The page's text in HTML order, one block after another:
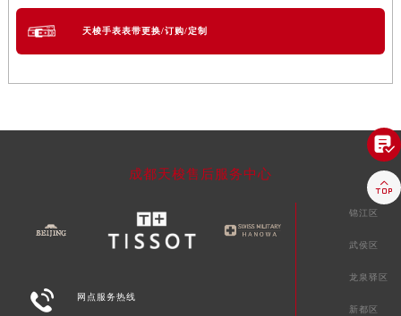
天梭手表表带更换/订购/定制
成都天梭售后服务中心
 网点服务热线
锦江区
武侯区
龙泉驿区
新都区

